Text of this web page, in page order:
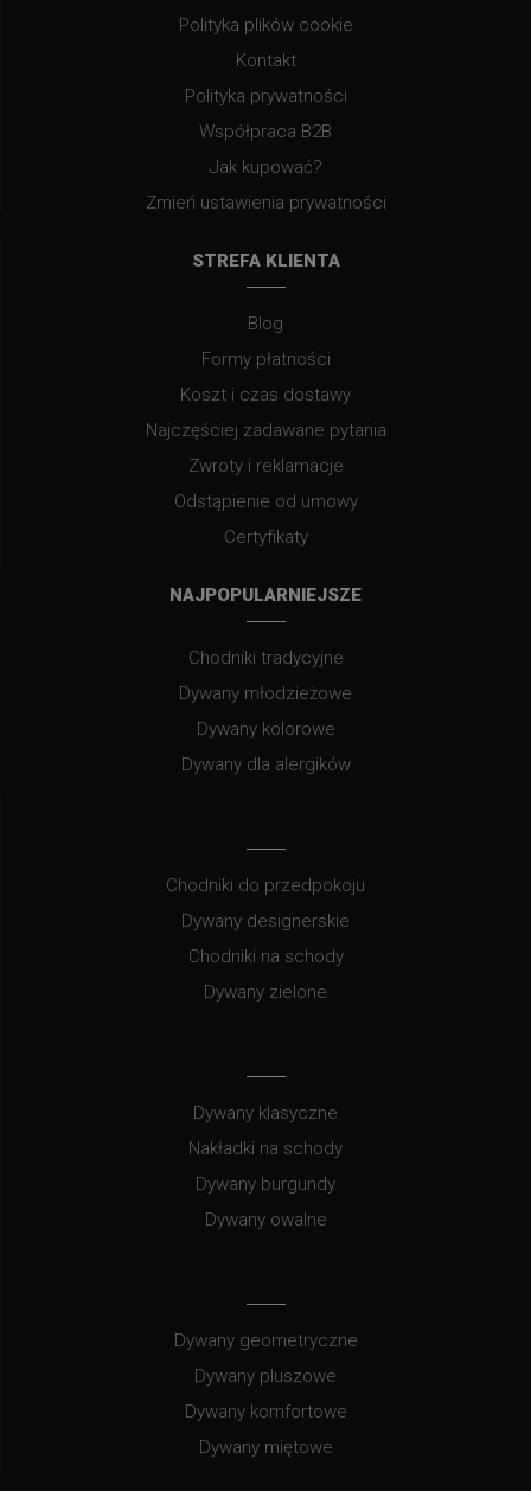
Polityka plików cookie
Kontakt
Polityka prywatności
Współpraca B2B
Jak kupować?
Zmień ustawienia prywatności
STREFA KLIENTA
Blog
Formy płatności
Koszt i czas dostawy
Najczęściej zadawane pytania
Zwroty i reklamacje
Odstąpienie od umowy
Certyfikaty
NAJPOPULARNIEJSZE
Chodniki tradycyjne
Dywany młodzieżowe
Dywany kolorowe
Dywany dla alergików
Chodniki do przedpokoju
Dywany designerskie
Chodniki na schody
Dywany zielone
Dywany klasyczne
Nakładki na schody
Dywany burgundy
Dywany owalne
Dywany geometryczne
Dywany pluszowe
Dywany komfortowe
Dywany miętowe